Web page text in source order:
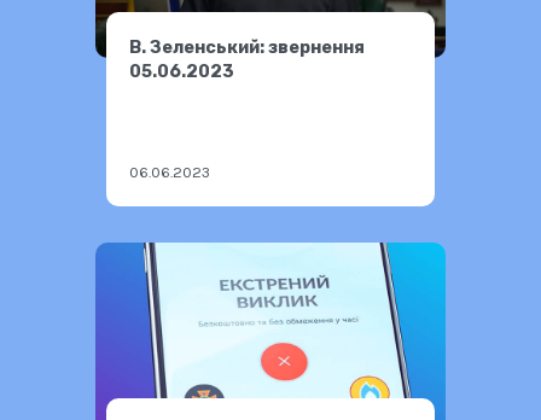
В. Зеленський: звернення
05.06.2023
06.06.2023